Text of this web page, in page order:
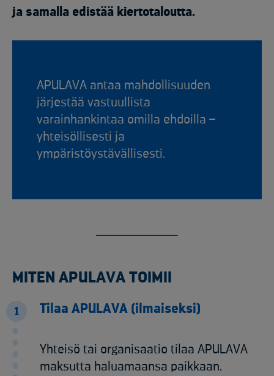
ja samalla edistää kiertotaloutta.
APULAVA antaa mahdollisuuden
järjestää vastuullista
varainhankintaa omilla ehdoilla –
yhteisöllisesti ja
ympäristöystävällisesti.
MITEN APULAVA TOIMII
1 Tilaa APULAVA (ilmaiseksi)
Yhteisö tai organisaatio tilaa APULAVA
maksutta haluamaansa paikkaan.